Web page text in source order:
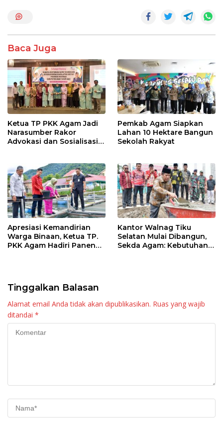
o
o
k
p
p
Baca Juga
Ketua TP PKK Agam Jadi
Narasumber Rakor
Advokasi dan Sosialisasi
Pemkab Agam Siapkan
Lahan 10 Hektare Bangun
Sekolah Rakyat
Apresiasi Kemandirian
Warga Binaan, Ketua TP.
PKK Agam Hadiri Panen
Kantor Walnag Tiku
Selatan Mulai Dibangun,
Sekda Agam: Kebutuhan
Tinggalkan Balasan
Alamat email Anda tidak akan dipublikasikan. Ruas yang wajib
ditandai *